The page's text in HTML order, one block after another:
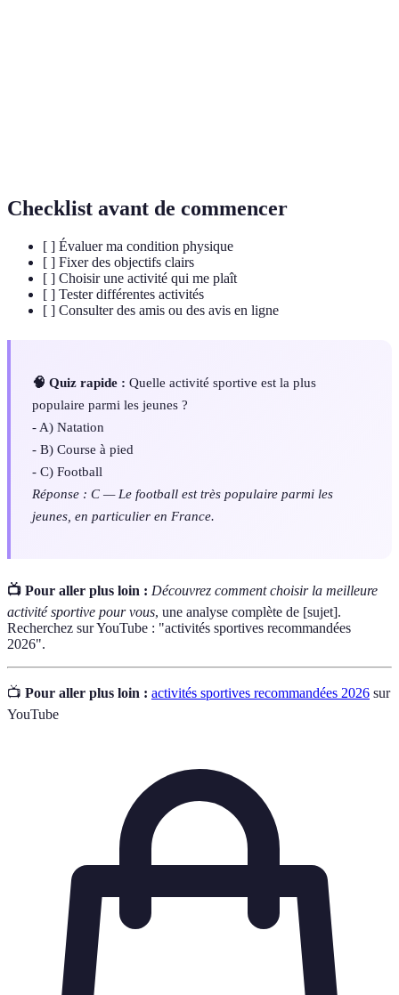
Checklist avant de commencer
[ ] Évaluer ma condition physique
[ ] Fixer des objectifs clairs
[ ] Choisir une activité qui me plaît
[ ] Tester différentes activités
[ ] Consulter des amis ou des avis en ligne
🧠 Quiz rapide : Quelle activité sportive est la plus
populaire parmi les jeunes ?
- A) Natation
- B) Course à pied
- C) Football
Réponse : C — Le football est très populaire parmi les
jeunes, en particulier en France.
📺 Pour aller plus loin : Découvrez comment choisir la meilleure
activité sportive pour vous, une analyse complète de [sujet].
Recherchez sur YouTube : "activités sportives recommandées
2026".
📺 Pour aller plus loin : activités sportives recommandées 2026 sur
YouTube